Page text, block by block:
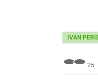
IVAN
25